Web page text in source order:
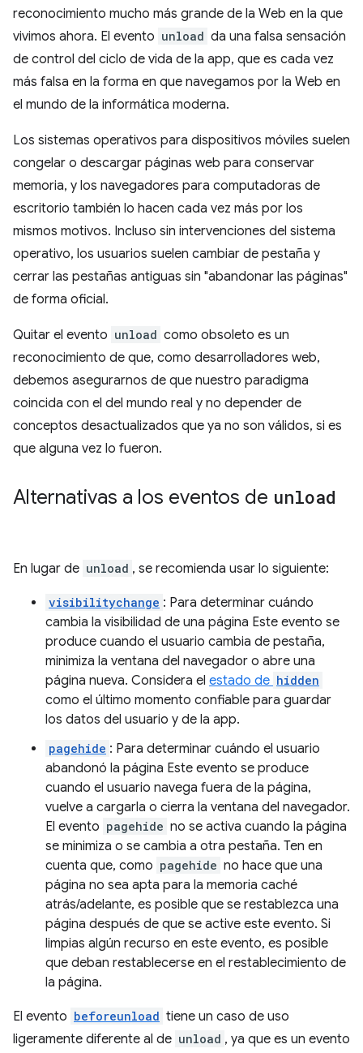
reconocimiento mucho más grande de la Web en la que
vivimos ahora. El evento unload da una falsa sensación
de control del ciclo de vida de la app, que es cada vez
más falsa en la forma en que navegamos por la Web en
el mundo de la informática moderna.
Los sistemas operativos para dispositivos móviles suelen
congelar o descargar páginas web para conservar
memoria, y los navegadores para computadoras de
escritorio también lo hacen cada vez más por los
mismos motivos. Incluso sin intervenciones del sistema
operativo, los usuarios suelen cambiar de pestaña y
cerrar las pestañas antiguas sin "abandonar las páginas"
de forma oficial.
Quitar el evento unload como obsoleto es un
reconocimiento de que, como desarrolladores web,
debemos asegurarnos de que nuestro paradigma
coincida con el del mundo real y no depender de
conceptos desactualizados que ya no son válidos, si es
que alguna vez lo fueron.
Alternativas a los eventos de unload
En lugar de unload , se recomienda usar lo siguiente:
visibilitychange : Para determinar cuándo
cambia la visibilidad de una página Este evento se
produce cuando el usuario cambia de pestaña,
minimiza la ventana del navegador o abre una
página nueva. Considera el estado de hidden
como el último momento confiable para guardar
los datos del usuario y de la app.
pagehide : Para determinar cuándo el usuario
abandonó la página Este evento se produce
cuando el usuario navega fuera de la página,
vuelve a cargarla o cierra la ventana del navegador.
El evento pagehide no se activa cuando la página
se minimiza o se cambia a otra pestaña. Ten en
cuenta que, como pagehide no hace que una
página no sea apta para la memoria caché
atrás/adelante, es posible que se restablezca una
página después de que se active este evento. Si
limpias algún recurso en este evento, es posible
que deban restablecerse en el restablecimiento de
la página.
El evento beforeunload tiene un caso de uso
ligeramente diferente al de unload , ya que es un evento